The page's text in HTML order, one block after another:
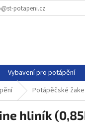
potapeni.cz
Vybavení pro potápění
Potápěčské
hliník